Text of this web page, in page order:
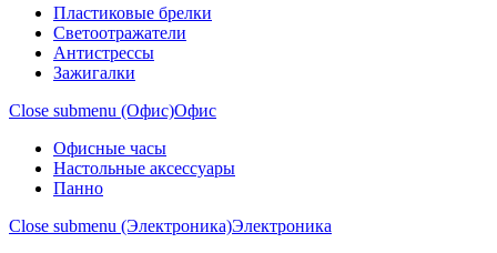
Пластиковые брелки
Светоотражатели
Антистрессы
Зажигалки
Close submenu (Офис)Офис
Офисные часы
Настольные аксессуары
Панно
Close submenu (Электроника)Электроника